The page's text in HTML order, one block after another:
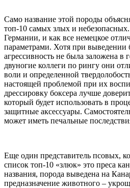
Само название этой породы
топ-10 самых злых и
Германии, и как все немецкое
параметрами. Хотя при выведении
агрессивность не была заложена
двуногие коллеги по рингу они
воли и определенной
настоящей проблемой при их
дрессировку боксера лучше
который будет использовать в
защитные аксессуары.
может иметь печальные
Еще один представитель псовых,
список топ-10 «злюк» это преса
названия, порода выведена на
предназначение животного –